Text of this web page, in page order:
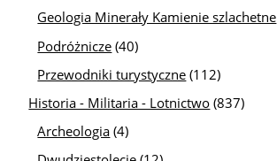
Geologia Minerały Kamienie szlachetne
Podróżnicze (40)
Przewodniki turystyczne (112)
Historia - Militaria - Lotnictwo (837)
Archeologia (4)